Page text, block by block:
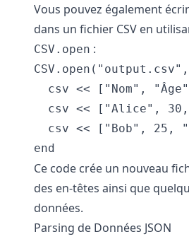
Vous pouvez également
dans un fichier CSV en
CSV.open :
csv << ["Nom",
csv << ["Alice",
csv << ["Bob", 25,
Ce code crée un nouveau
des en-têtes ainsi que
données.
Parsing de Données JSON